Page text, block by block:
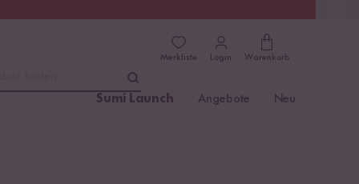
Merkliste Login Warenkorb
Sumi Launch Angebote Neu